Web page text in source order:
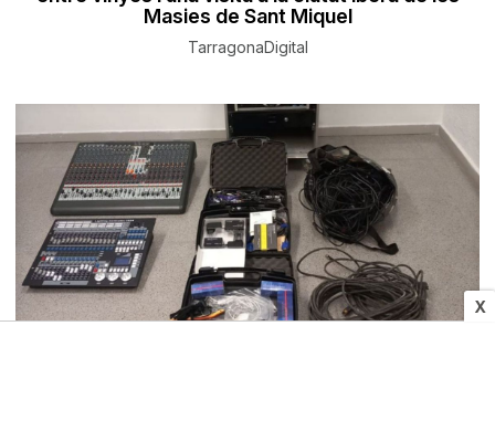
X
Masies de Sant Miquel
TarragonaDigital